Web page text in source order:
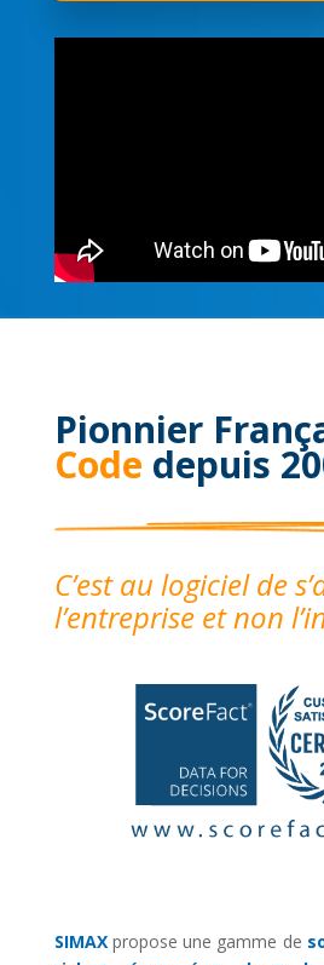
Pionnier
Code depuis
C’est au logiciel de
l’entreprise et non
SIMAXpropose une gamme de